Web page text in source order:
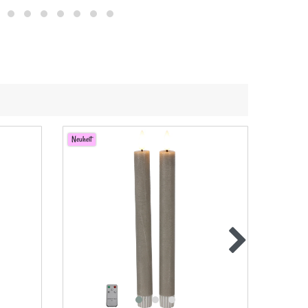
Neuheit